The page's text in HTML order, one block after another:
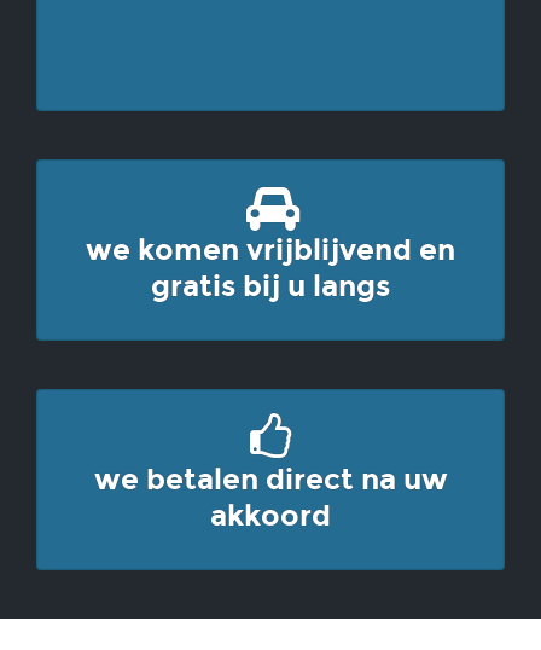
we komen vrijblijvend en
gratis bij u langs
we betalen direct na uw
akkoord